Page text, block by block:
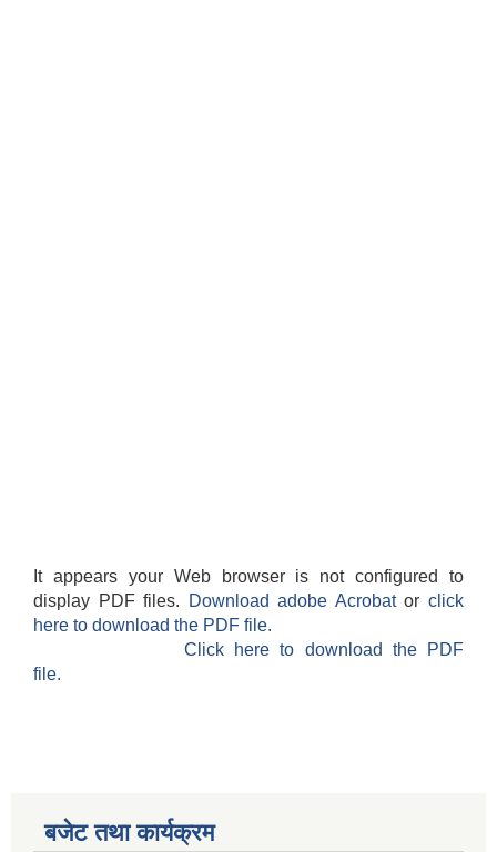
It appears your Web browser is not configured to
display PDF files.
Download adobe Acrobatorclick
here to download the PDF file.
Click here to download the PDF
file.
बजेट तथा कार्यक्रम